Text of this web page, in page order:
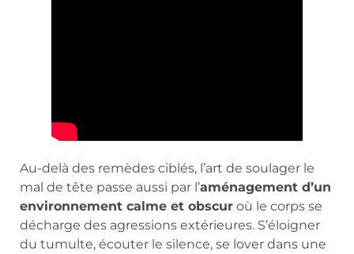
Au-delà des remèdes ciblés, l’art de soulager le
mal de tête passe aussi par l’aménagement d’un
environnement calme et obscur où le corps se
décharge des agressions extérieures. S’éloigner
du tumulte, écouter le silence, se lover dans une